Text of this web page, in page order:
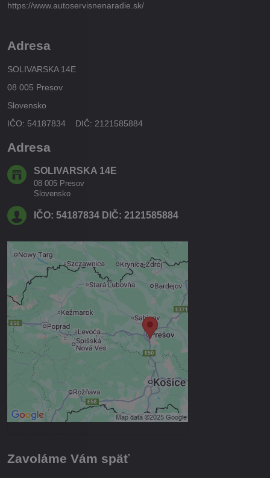
https://www.autoservisnenaradie.sk/
Adresa
SOLIVARSKA 14E
08 005 Presov
Slovensko
IČO: 54187834 DIČ: 2121585884
Adresa
SOLIVARSKA 14E
08 005 Presov
Slovensko
IČO: 54187834 DIČ: 2121585884
Externý obsah je blokovaný
Voľbami súkromia
Prajete si načítať externý obsah?
Povoliť tentokrát
Povoliť a zapamätať - súhlas s
druhom cookie: Funkčné
Otvoriť obsah v novom okne
Zavoláme Vám späť